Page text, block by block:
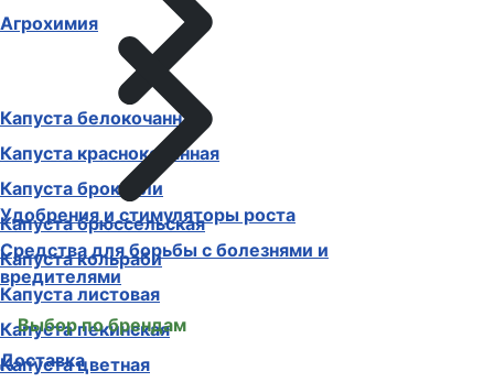
Капуста белокочанная
Капуста краснокочанная
Капуста брокколи
Капуста брюссельская
Капуста кольраби
Капуста листовая
Капуста пекинская
Капуста цветная
Агрохимия
Удобрения и стимуляторы роста
Средства для борьбы с болезнями и
вредителями
Выбор по брендам
Доставка